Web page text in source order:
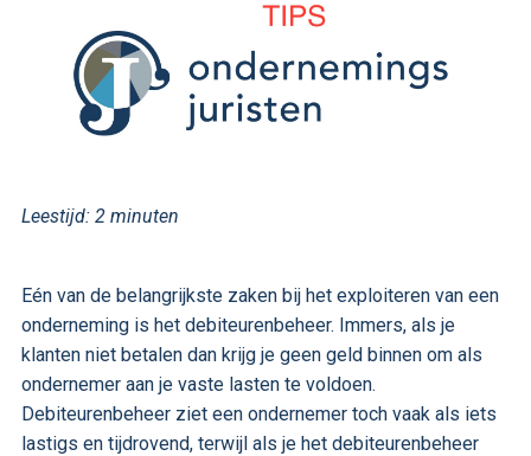
Leestijd: 2 minuten
Eén van de belangrijkste zaken bij het exploiteren van een
onderneming is het debiteurenbeheer. Immers, als je
klanten niet betalen dan krijg je geen geld binnen om als
ondernemer aan je vaste lasten te voldoen.
Debiteurenbeheer ziet een ondernemer toch vaak als iets
lastigs en tijdrovend, terwijl als je het debiteurenbeheer